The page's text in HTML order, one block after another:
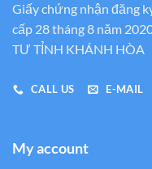
Giấy chứng nhận đăng
cấp 28 tháng 8 năm
TƯ TỈNH KHÁNH HÒA
CALL US E-MAIL
My account